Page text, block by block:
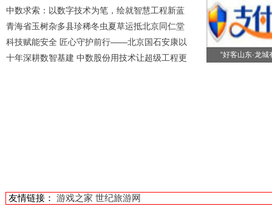
中数求索：以数字技术为笔，绘就智慧工程新蓝
青海省玉树杂多县珍稀冬虫夏草运抵北京同仁堂
科技赋能安全 匠心守护前行——北京国石安康以
十年深耕数智基建 中数股份用技术让超级工程更
“好客山东·龙城
友情链接： 游戏之家 世纪旅游网